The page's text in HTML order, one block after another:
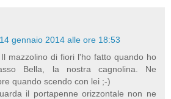
14 gennaio 2014 alle ore 18:53
mazzolino di fiori l'ho fatto quando ho
Bella, la nostra cagnolina. Ne
quando scendo con lei ;-)
il portapenne orizzontale non ne